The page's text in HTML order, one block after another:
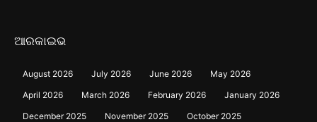
ଆରକାଇଭ
August 2026 July 2026 June 2026
May 2026
April 2026
March 2026 February 2026
January 2026
December 2025
November 2025
October 2025